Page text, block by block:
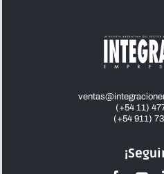
(+54 11)
(+54 911)